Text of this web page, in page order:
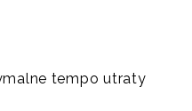
tempo utraty